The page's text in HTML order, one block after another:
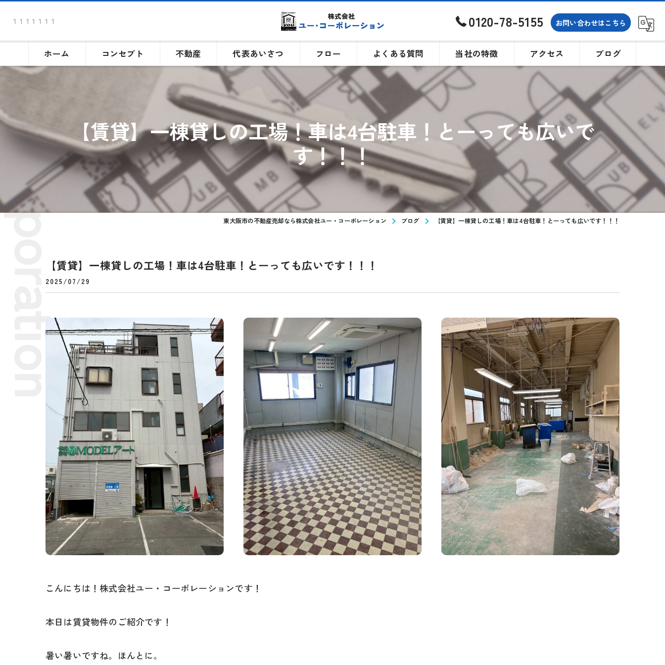
１１１１１１１ 0120-78-5155 お問い合わせはこちら
ホーム コンセプト 不動産 代表あいさつ フロー よくある質問 当社の特徴
土地
買取
購入
アクセス ブログ
【賃貸】一棟貸しの工場！車は4台駐車！とーっても広いで
す！！！
東大阪市の不動産売却なら株式会社ユー・コーポレーション ブログ 【賃貸】一棟貸しの工場！車は4台駐車！とーっても広いです！！！
【賃貸】一棟貸しの工場！車は4台駐車！とーっても広いです！！！
2025/07/29
こんにちは！株式会社ユー・コーポレーションです！
本日は賃貸物件のご紹介です！
暑い暑いですね。ほんとに。